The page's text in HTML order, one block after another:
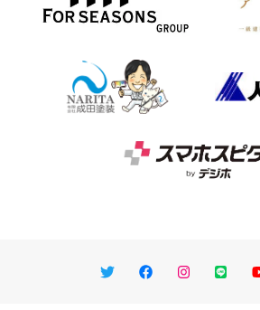
TwitterFacebookInstagram
LINE